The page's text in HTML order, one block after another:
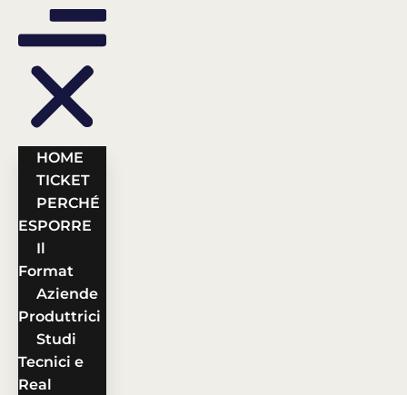
HOME
TICKET
PERCHÉ
ESPORRE
Il
Format
Aziende
Produttrici
Studi
Tecnici e
Real